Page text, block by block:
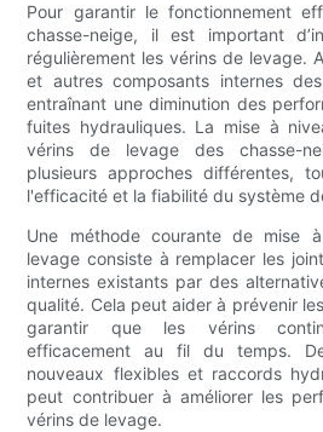
Pour garantir le fonctionnement
chasse-neige, il est important
régulièrement les vérins de levage.
et autres composants internes
entraînant une diminution des
fuites hydrauliques. La mise à
vérins de levage des chasse-
plusieurs approches différentes,
l'efficacité et la fiabilité du système
Une méthode courante de mise
levage consiste à remplacer les
internes existants par des
qualité. Cela peut aider à prévenir
garantir que les vérins
efficacement au fil du temps.
nouveaux flexibles et raccords
peut contribuer à améliorer les
vérins de levage.